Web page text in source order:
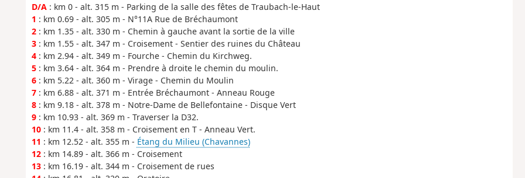
D/A: km 0 - alt. 315 m - Parking de la salle des fêtes de Traubach-le-Haut
1 : km 0.69 - alt. 305 m - N°11A Rue de Bréchaumont
2: km 1.35 - alt. 330 m - Chemin à gauche avant la sortie de la ville
3: km 1.55 - alt. 347 m - Croisement - Sentier des ruines du Château
4: km 2.94 - alt. 349 m - Fourche - Chemin du Kirchweg.
5: km 3.64 - alt. 364 m - Prendre à droite le chemin du moulin.
6: km 5.22 - alt. 360 m - Virage - Chemin du Moulin
7: km 6.88 - alt. 371 m - Entrée Bréchaumont - Anneau Rouge
8: km 9.18 - alt. 378 m - Notre-Dame de Bellefontaine - Disque Vert
9: km 10.93 - alt. 369 m - Traverser la D32.
10: km 11.4 - alt. 358 m - Croisement en T - Anneau Vert.
11 : km 12.52 - alt. 355 m - Étang du Milieu (Chavannes)
12: km 14.89 - alt. 366 m - Croisement
13: km 16.19 - alt. 344 m - Croisement de rues